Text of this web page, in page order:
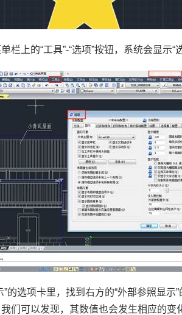
栏上的“工具”-“选项”按钮，系统会显示“
”的选项卡里，找到右方的“外部参照显示”
们可以发现，其数值也会发生相应的